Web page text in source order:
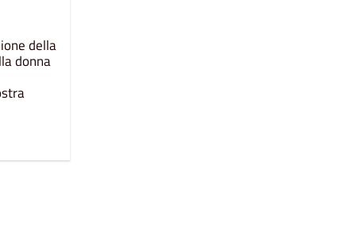
della
donna